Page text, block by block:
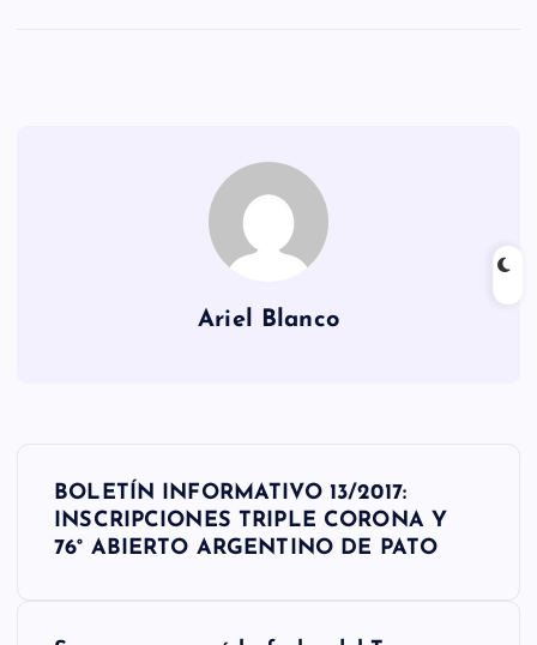
Ariel Blanco
NBOLETÍN INFORMATIVO 13/2017:
INSCRIPCIONES TRIPLE CORONA Y
76° ABIERTO ARGENTINO DE PATO